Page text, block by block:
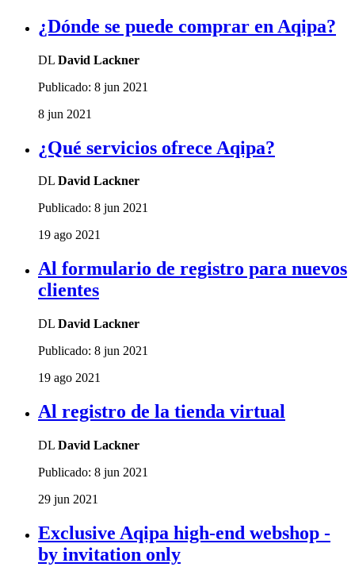
¿Dónde se puede comprar en Aqipa?
DL David Lackner
Publicado: 8 jun 2021
8 jun 2021
¿Qué servicios ofrece Aqipa?
DL David Lackner
Publicado: 8 jun 2021
19 ago 2021
Al formulario de registro para nuevos
clientes
DL David Lackner
Publicado: 8 jun 2021
19 ago 2021
Al registro de la tienda virtual
DL David Lackner
Publicado: 8 jun 2021
29 jun 2021
Exclusive Aqipa high-end webshop -
by invitation only